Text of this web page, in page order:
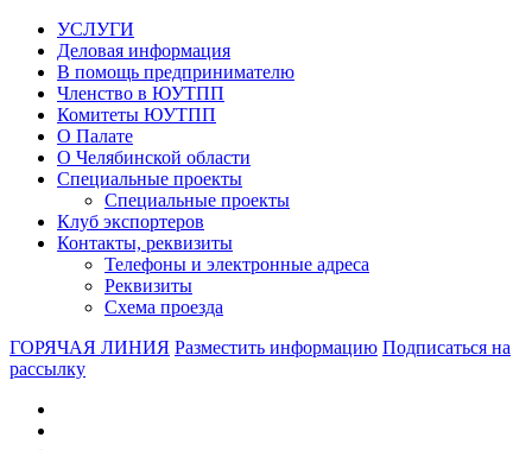
УСЛУГИ
Деловая информация
В помощь предпринимателю
Членство в ЮУТПП
Комитеты ЮУТПП
О Палате
О Челябинской области
Специальные проекты
Специальные проекты
Клуб экспортеров
Контакты, реквизиты
Телефоны и электронные адреса
Реквизиты
Схема проезда
ГОРЯЧАЯ ЛИНИЯ Разместить информацию Подписаться на
рассылку